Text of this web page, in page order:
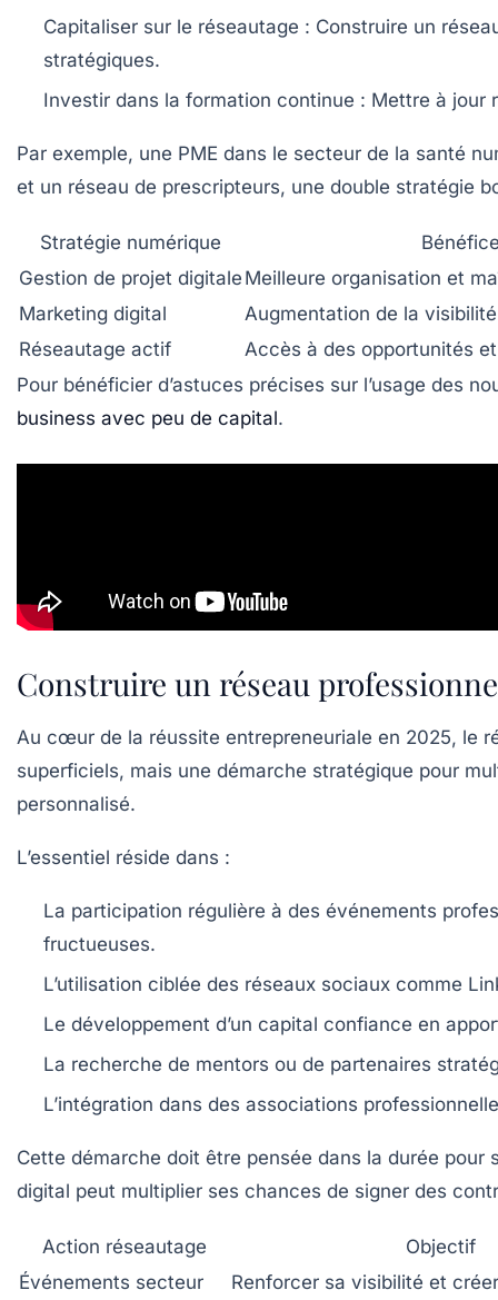
Capitaliser sur le réseautage : Construire un
stratégiques.
Investir dans la formation continue : Mettre à jour
Par exemple, une PME dans le secteur de la santé
et un réseau de prescripteurs, une double stratégie
Stratégie numérique
Gestion de projet digitale Meilleure organisation et
Marketing digital
Augmentation de la
Réseautage actif
Accès à des opportunités
Pour bénéficier d’astuces précises sur l’usage des
business avec peu de capital.
Construire un réseau
Au cœur de la réussite entrepreneuriale en 2025, le
superficiels, mais une démarche stratégique pour
personnalisé.
L’essentiel réside dans :
La participation régulière à des événements
fructueuses.
L’utilisation ciblée des réseaux sociaux comme
Le développement d’un capital confiance en
La recherche de mentors ou de partenaires
L’intégration dans des associations
Cette démarche doit être pensée dans la durée
digital peut multiplier ses chances de signer des
Action réseautage
Objectif
Événements secteur
Renforcer sa visibilité et